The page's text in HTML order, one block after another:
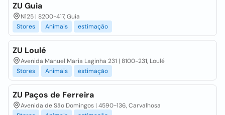
ZU Guia
N125 | 8200-417, Guia
Stores
Animais estimação
ZU Loulé
Avenida Manuel Maria Laginha 231 | 8100-231, Loulé
Stores
Animais estimação
ZU Paços de Ferreira
Avenida de São Domingos | 4590-136, Carvalhosa